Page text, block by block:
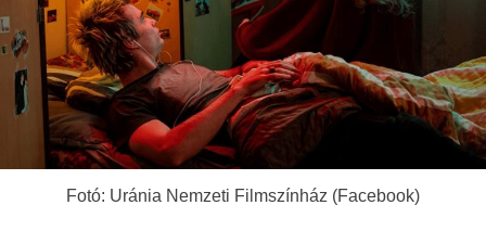
Fotó: Uránia Nemzeti Filmszínház (Facebook)